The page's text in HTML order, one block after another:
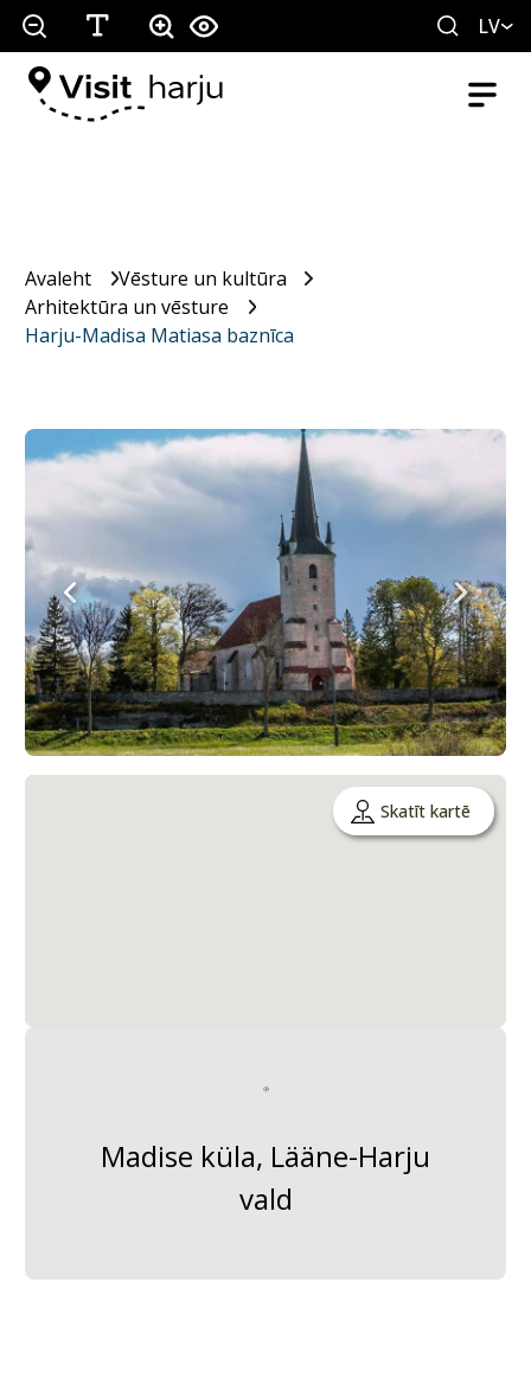
LV
Avaleht
Vēsture un kultūra
Arhitektūra un vēsture
Harju-Madisa Matiasa baznīca
Skatīt kartē
Madise küla, Lääne-Harju
vald